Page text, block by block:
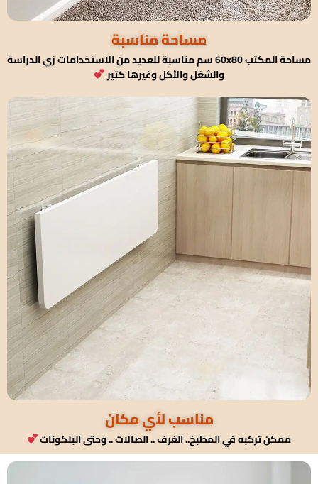
مساحة مناسبة
مساحة المكتب 60x80 سم مناسبة للعديد من الاستخدامات زي الدراسة
والشغل والأكل وغيرها كتير
مناسب لأي مكان
ممكن تركبه في المطبخ.. الغرف .. الصالات .. وحتى البلكونات